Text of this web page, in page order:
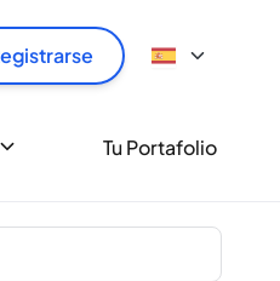
mejor precio.
y los destilados.
Tu Portafolio